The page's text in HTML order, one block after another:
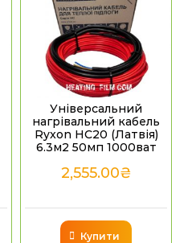
Універсальний
нагрівальний кабель
Ryxon HC20 (Латвія)
6.3м2 50мп 1000ват
2,555.00₴
Купити